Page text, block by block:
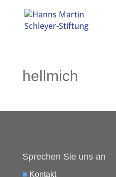
hellmich
Sprechen Sie uns an
■ Kontakt